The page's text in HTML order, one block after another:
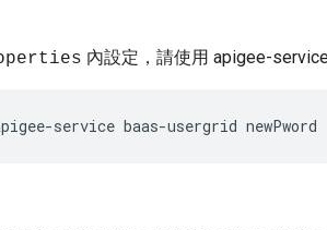
內設定，請使用 apigee-
service baas-usergrid newPword